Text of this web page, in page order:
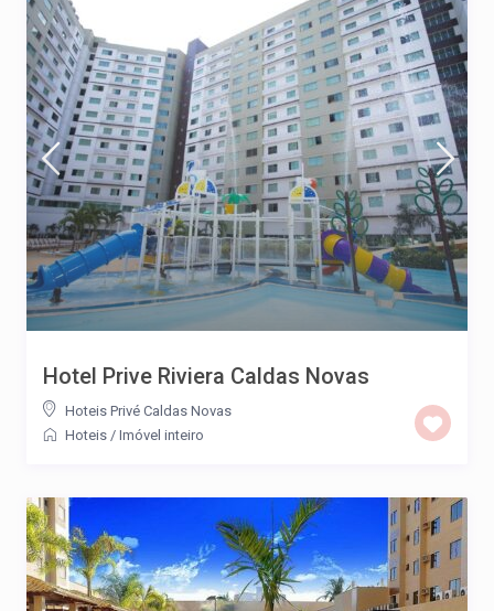
Hotel Prive Riviera Caldas Novas
Hoteis Privé Caldas Novas
Hoteis / Imóvel inteiro